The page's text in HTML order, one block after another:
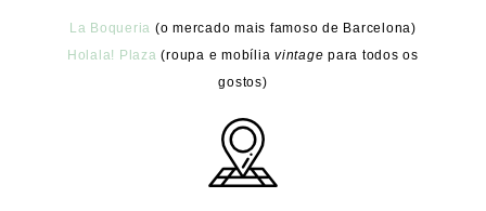
La Boqueria (o mercado mais famoso de Barcelona)
Holala! Plaza (roupa e mobíliavintagepara todos os
gostos)